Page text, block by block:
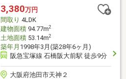
3,380万円
間取り 4LDK
建物面積94.77m2
土地面積53.14m2
築年月 1998年3月(築28年6ヶ月)
阪急宝塚線 石橋阪大前駅 徒歩9分
大阪府池田市天神２